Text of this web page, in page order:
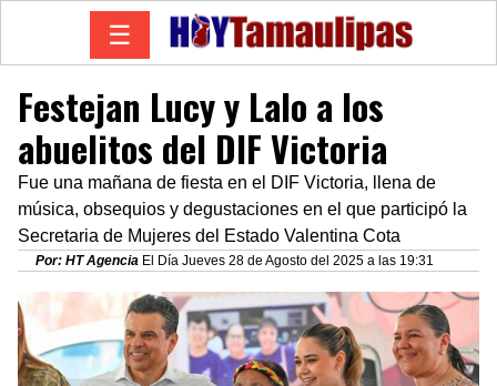
☰
Festejan Lucy y Lalo a los
abuelitos del DIF Victoria
Fue una mañana de fiesta en el DIF Victoria, llena de
música, obsequios y degustaciones en el que participó la
Secretaria de Mujeres del Estado Valentina Cota
Por: HT Agencia El Día Jueves 28 de Agosto del 2025 a las 19:31